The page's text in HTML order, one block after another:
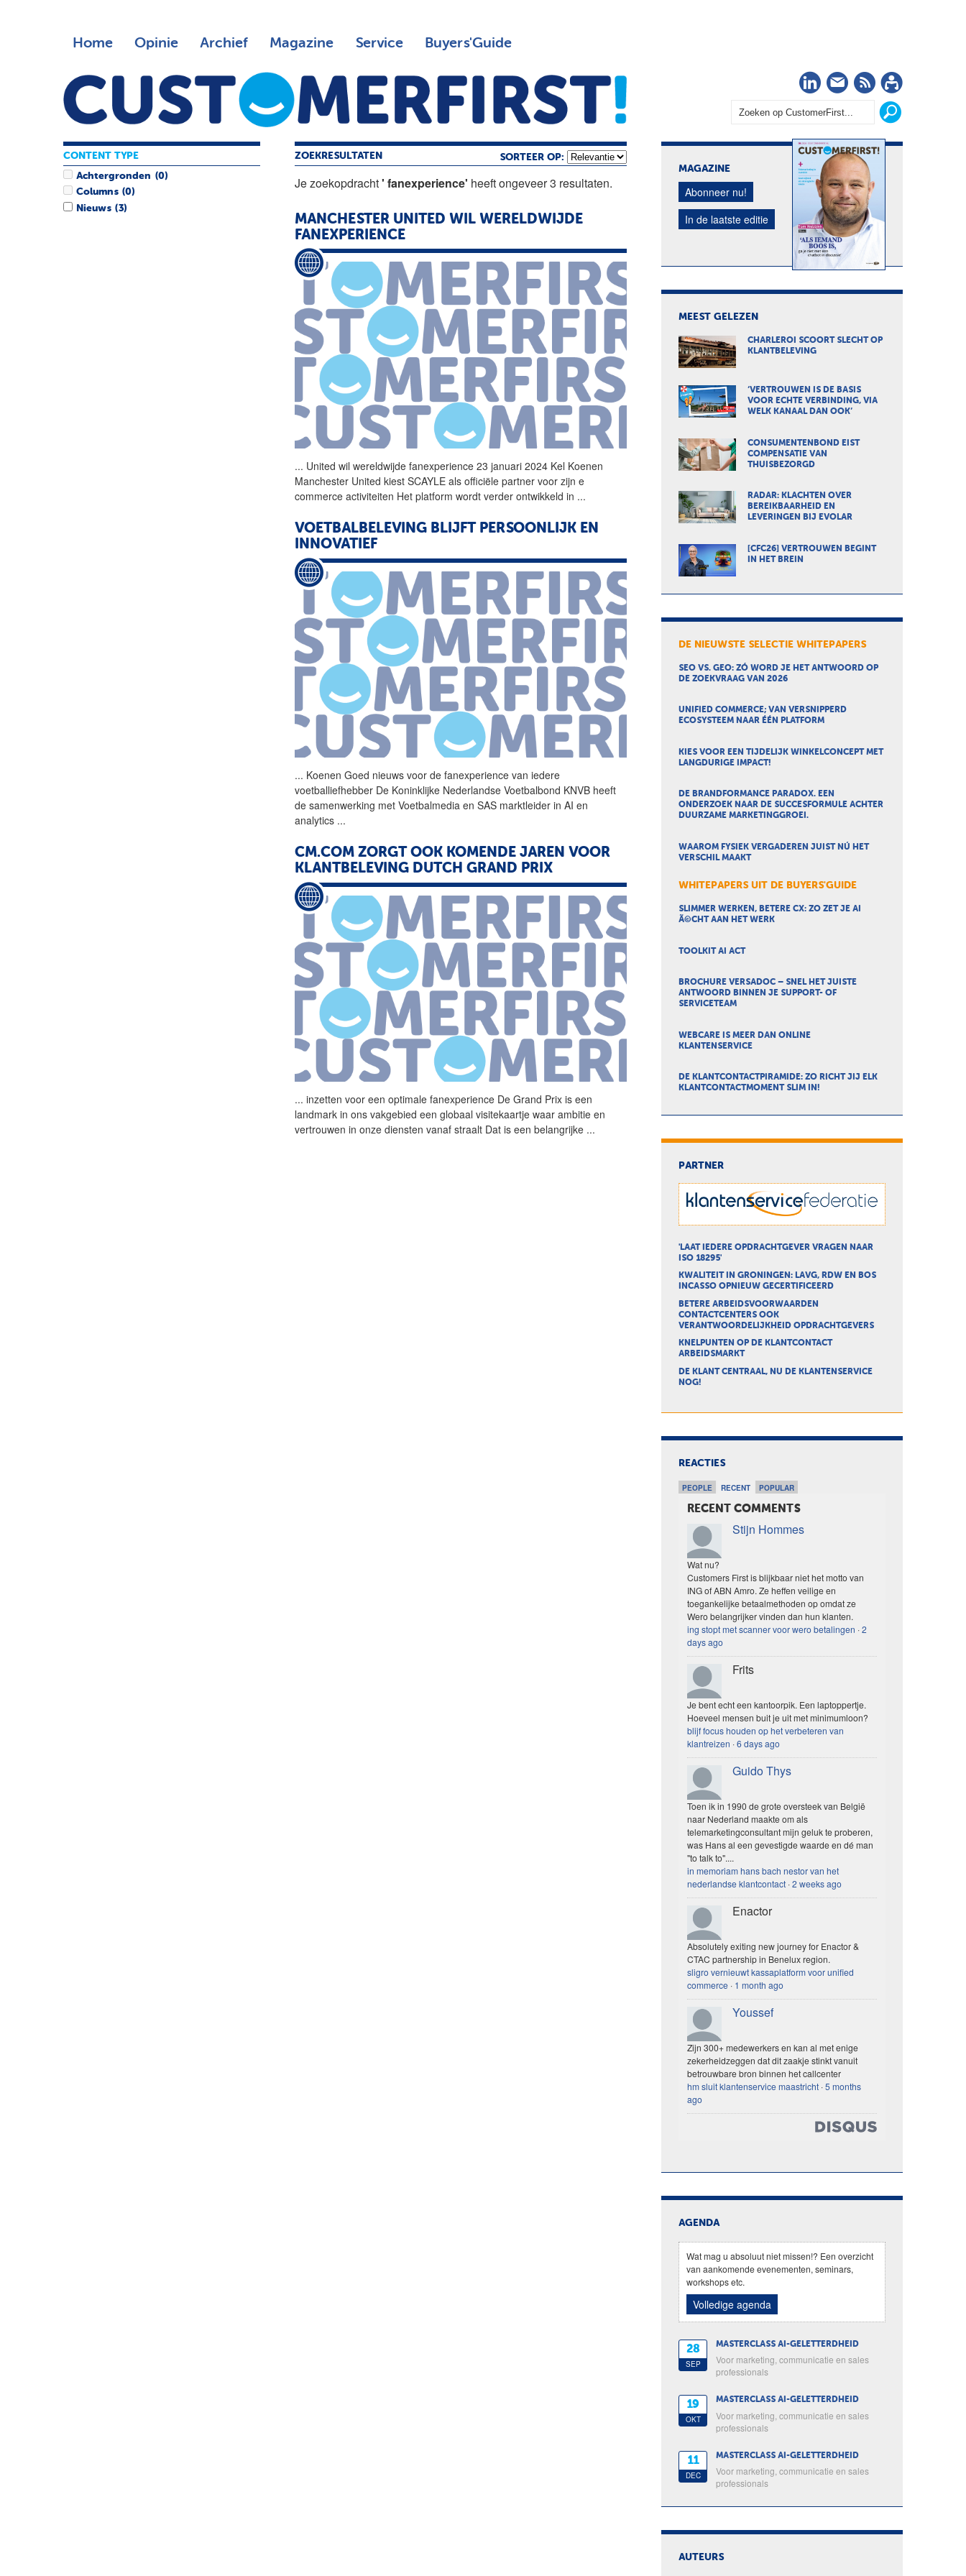
Home Opinie Archief Magazine Service Buyers'Guide
LinkedIn
Nieuwsbrief
RSS
ZOEKRESULTATEN SORTEER OP:
Je zoekopdracht' fanexperience' heeft ongeveer 3 resultaten.
MANCHESTER UNITED WIL WERELDWIJDE
FANEXPERIENCE
... United wil wereldwijdefanexperience 23 januari 2024 Kel Koenen
Manchester United kiest SCAYLE als officiële partner voor zijn e
commerce activiteiten Het platform wordt verder ontwikkeld in ...
VOETBALBELEVING BLIJFT PERSOONLIJK EN
INNOVATIEF
... Koenen Goed nieuws voor defanexperience van iedere
voetballiefhebber De Koninklijke Nederlandse Voetbalbond KNVB heeft
de samenwerking met Voetbalmedia en SAS marktleider in AI en
analytics ...
CM.COM ZORGT OOK KOMENDE JAREN VOOR
KLANTBELEVING DUTCH GRAND PRIX
... inzetten voor een optimalefanexperience De Grand Prix is een
landmark in ons vakgebied een globaal visitekaartje waar ambitie en
vertrouwen in onze diensten vanaf straalt Dat is een belangrijke ...
CONTENT TYPE
Achtergronden (0)
Columns (0)
Nieuws (3)
MAGAZINE
Abonneer nu!
In de laatste editie
MEEST GELEZEN
CHARLEROI SCOORT SLECHT OP
KLANTBELEVING
‘VERTROUWEN IS DE BASIS
VOOR ECHTE VERBINDING, VIA
WELK KANAAL DAN OOK’
CONSUMENTENBOND EIST
COMPENSATIE VAN
THUISBEZORGD
RADAR: KLACHTEN OVER
BEREIKBAARHEID EN
LEVERINGEN BIJ EVOLAR
[CFC26] VERTROUWEN BEGINT
IN HET BREIN
DE NIEUWSTE SELECTIE WHITEPAPERS
SEO VS. GEO: ZÓ WORD JE HET ANTWOORD OP
DE ZOEKVRAAG VAN 2026
UNIFIED COMMERCE; VAN VERSNIPPERD
ECOSYSTEEM NAAR ÉÉN PLATFORM
KIES VOOR EEN TIJDELIJK WINKELCONCEPT MET
LANGDURIGE IMPACT!
DE BRANDFORMANCE PARADOX. EEN
ONDERZOEK NAAR DE SUCCESFORMULE ACHTER
DUURZAME MARKETINGGROEI.
WAAROM FYSIEK VERGADEREN JUIST NÚ HET
VERSCHIL MAAKT
WHITEPAPERS UIT DE BUYERS'GUIDE
SLIMMER WERKEN, BETERE CX: ZO ZET JE AI
Ã©CHT AAN HET WERK
TOOLKIT AI ACT
BROCHURE VERSADOC – SNEL HET JUISTE
ANTWOORD BINNEN JE SUPPORT- OF
SERVICETEAM
WEBCARE IS MEER DAN ONLINE
KLANTENSERVICE
DE KLANTCONTACTPIRAMIDE: ZO RICHT JIJ ELK
KLANTCONTACTMOMENT SLIM IN!
PARTNER
'LAAT IEDERE OPDRACHTGEVER VRAGEN NAAR
ISO 18295'
KWALITEIT IN GRONINGEN: LAVG, RDW EN BOS
INCASSO OPNIEUW GECERTIFICEERD
BETERE ARBEIDSVOORWAARDEN
CONTACTCENTERS OOK
VERANTWOORDELIJKHEID OPDRACHTGEVERS
KNELPUNTEN OP DE KLANTCONTACT
ARBEIDSMARKT
DE KLANT CENTRAAL, NU DE KLANTENSERVICE
NOG!
REACTIES
PEOPLE RECENT POPULAR
RECENT COMMENTS
Stijn Hommes
Wat nu?
Customers First is blijkbaar niet het motto van
ING of ABN Amro. Ze heffen veilige en
toegankelijke betaalmethoden op omdat ze
Wero belangrijker vinden dan hun klanten.
ing stopt met scanner voor wero betalingen ·2
days ago
Frits
Je bent echt een kantoorpik. Een laptoppertje.
Hoeveel mensen buit je uit met minimumloon?
blijf focus houden op het verbeteren van
klantreizen ·6 days ago
Guido Thys
Toen ik in 1990 de grote oversteek van België
naar Nederland maakte om als
telemarketingconsultant mijn geluk te proberen,
was Hans al een gevestigde waarde en dé man
"to talk to"....
in memoriam hans bach nestor van het
nederlandse klantcontact ·2 weeks ago
Enactor
Absolutely exiting new journey for Enactor &
CTAC partnership in Benelux region.
sligro vernieuwt kassaplatform voor unified
commerce · 1 month ago
Youssef
Zijn 300+ medewerkers en kan al met enige
zekerheidzeggen dat dit zaakje stinkt vanuit
betrouwbare bron binnen het callcenter
hm sluit klantenservice maastricht ·5 months
ago
AGENDA
Wat mag u absoluut niet missen!? Een overzicht
van aankomende evenementen, seminars,
workshops etc.
Volledige agenda
28
SEP
MASTERCLASS AI-GELETTERDHEID
Voor marketing, communicatie en sales
professionals
19
OKT
MASTERCLASS AI-GELETTERDHEID
Voor marketing, communicatie en sales
professionals
11
DEC
MASTERCLASS AI-GELETTERDHEID
Voor marketing, communicatie en sales
professionals
AUTEURS